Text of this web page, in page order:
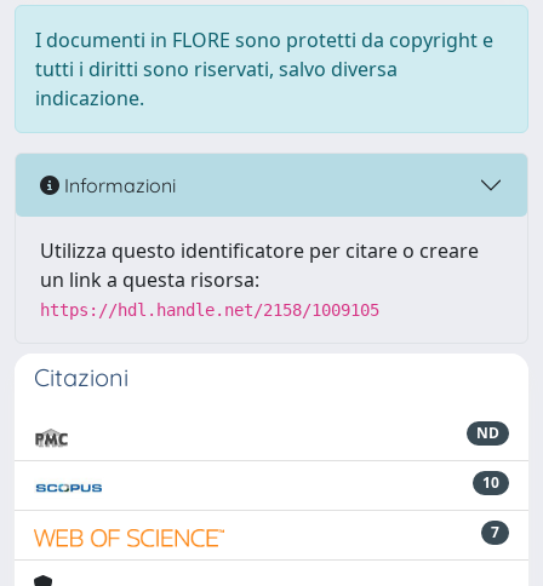
I documenti in FLORE sono protetti da copyright e
tutti i diritti sono riservati, salvo diversa
indicazione.
Informazioni
Utilizza questo identificatore per citare o creare
un link a questa risorsa:
https://hdl.handle.net/2158/1009105
Citazioni
ND
10
7